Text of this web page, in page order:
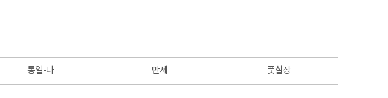
통일-나 만세 풋살장